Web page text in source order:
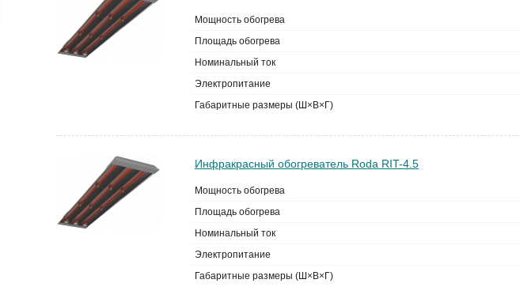
Мощность обогрева
Площадь обогрева
Номинальный ток
Электропитание
Габаритные размеры (Ш×В×Г)
Инфракрасный обогреватель Roda RIT-4.5
Мощность обогрева
Площадь обогрева
Номинальный ток
Электропитание
Габаритные размеры (Ш×В×Г)